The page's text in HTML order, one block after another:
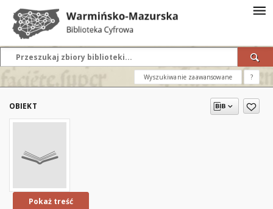
Wyszukiwanie zaawansowane ?
OBIEKT
Pokaż treść